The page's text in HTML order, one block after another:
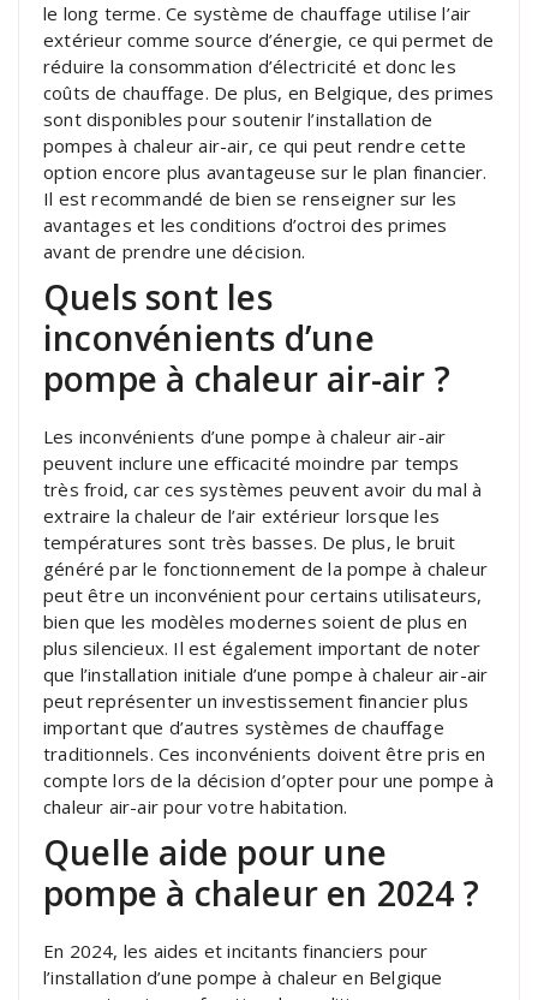
le long terme. Ce système de chauffage utilise l’air
extérieur comme source d’énergie, ce qui permet de
réduire la consommation d’électricité et donc les
coûts de chauffage. De plus, en Belgique, des primes
sont disponibles pour soutenir l’installation de
pompes à chaleur air-air, ce qui peut rendre cette
option encore plus avantageuse sur le plan financier.
Il est recommandé de bien se renseigner sur les
avantages et les conditions d’octroi des primes
avant de prendre une décision.
Quels sont les
inconvénients d’une
pompe à chaleur air-air ?
Les inconvénients d’une pompe à chaleur air-air
peuvent inclure une efficacité moindre par temps
très froid, car ces systèmes peuvent avoir du mal à
extraire la chaleur de l’air extérieur lorsque les
températures sont très basses. De plus, le bruit
généré par le fonctionnement de la pompe à chaleur
peut être un inconvénient pour certains utilisateurs,
bien que les modèles modernes soient de plus en
plus silencieux. Il est également important de noter
que l’installation initiale d’une pompe à chaleur air-air
peut représenter un investissement financier plus
important que d’autres systèmes de chauffage
traditionnels. Ces inconvénients doivent être pris en
compte lors de la décision d’opter pour une pompe à
chaleur air-air pour votre habitation.
Quelle aide pour une
pompe à chaleur en 2024 ?
En 2024, les aides et incitants financiers pour
l’installation d’une pompe à chaleur en Belgique